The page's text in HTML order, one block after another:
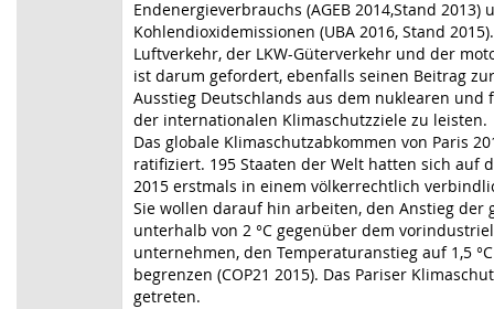
Endenergieverbrauchs (AGEB 2014,Stand
Kohlendioxidemissionen (UBA 2016, Stand
Luftverkehr, der LKW-Güterverkehr und der
ist darum gefordert, ebenfalls seinen Beitrag
Ausstieg Deutschlands aus dem nuklearen
der internationalen Klimaschutzziele zu leisten.
Das globale Klimaschutzabkommen von Paris
ratifiziert. 195 Staaten der Welt hatten sich auf
2015 erstmals in einem völkerrechtlich
Sie wollen darauf hin arbeiten, den Anstieg
unterhalb von 2 °C gegenüber dem
unternehmen, den Temperaturanstieg auf 1,5
begrenzen (COP21 2015). Das Pariser
getreten.